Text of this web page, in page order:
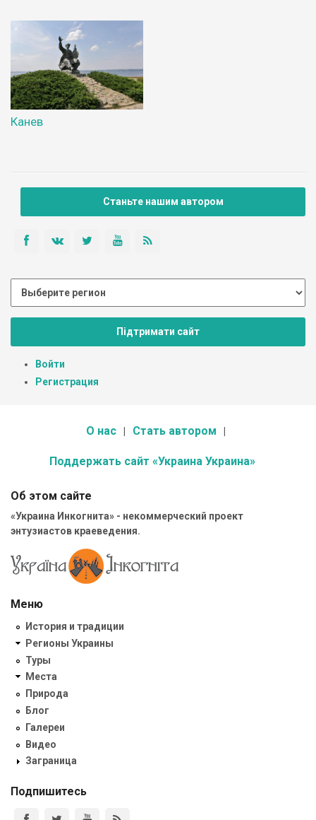
Канев
Станьте нашим автором
Підтримати сайт
Войти
Регистрация
О нас Стать автором
Поддержать сайт «Украина Украина»
Об этом сайте
«Украина Инкогнита» - некоммерческий проект
энтузиастов краеведения.
Меню
История и традиции
Регионы Украины
Туры
Места
Природа
Блог
Галереи
Видео
Заграница
Подпишитесь